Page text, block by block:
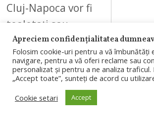
Cluj-Napoca vor fi
toaletați sau
îndepărtați în
cadrul lucrărilor de
restaurare.
Arhiepiscopia
susține că
Apreciem confidențialitatea
Folosim cookie-uri pentru a vă îmbunătăți
navigare, pentru a vă oferi reclame sau
personalizat și pentru a ne analiza traficul.
„Accept toate”, sunteți de acord cu
Cookie setari
Accept